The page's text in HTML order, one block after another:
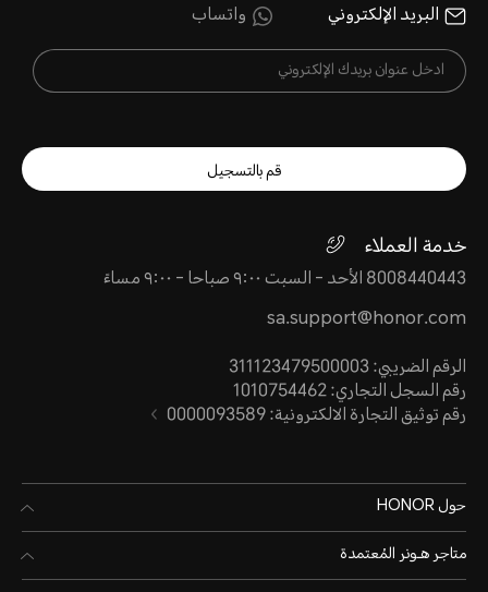
البريد الإلكتروني واتساب
قم بالتسجيل
خدمة العملاء
8008440443 الأحد - السبت ٩:٠٠ صباحا - ٩:٠٠ مساءً
sa.support@honor.com
الرقم الضريبي: 311123479500003
رقم السجل التجاري: 1010754462
رقم توثيق التجارة الالكترونية: 0000093589
حول HONOR
متاجر هـونر المُعتمدة